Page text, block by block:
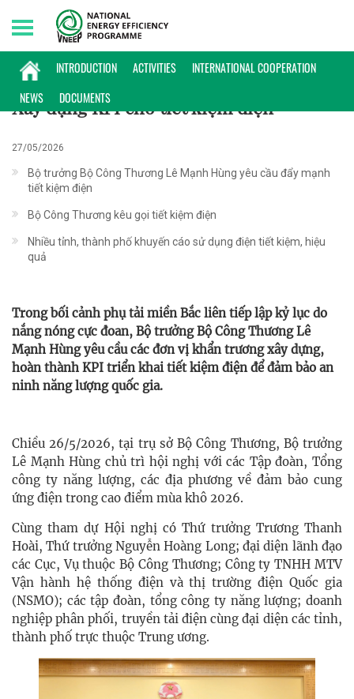
INTRODUCTION ACTIVITIES
INTERNATIONAL COOPERATION
NEWS
DOCUMENTS
Sunday, 09/08/2026 | 13:29 GMT+7
HOẠT ĐỘNG
Xây dựng KPI cho tiết kiệm điện
27/05/2026
Bộ trưởng Bộ Công Thương Lê Mạnh Hùng yêu cầu đẩy mạnh
tiết kiệm điện
Bộ Công Thương kêu gọi tiết kiệm điện
Nhiều tỉnh, thành phố khuyến cáo sử dụng điện tiết kiệm, hiệu
quả
Trong bối cảnh phụ tải miền Bắc liên tiếp lập kỷ lục do
nắng nóng cực đoan, Bộ trưởng Bộ Công Thương Lê
Mạnh Hùng yêu cầu các đơn vị khẩn trương xây dựng,
hoàn thành KPI triển khai tiết kiệm điện để đảm bảo an
ninh năng lượng quốc gia.
Chiều 26/5/2026, tại trụ sở Bộ Công Thương, Bộ trưởng
Lê Mạnh Hùng chủ trì hội nghị với các Tập đoàn, Tổng
công ty năng lượng, các địa phương về đảm bảo cung
ứng điện trong cao điểm mùa khô 2026.
Cùng tham dự Hội nghị có Thứ trưởng Trương Thanh
Hoài, Thứ trưởng Nguyễn Hoàng Long; đại diện lãnh đạo
các Cục, Vụ thuộc Bộ Công Thương; Công ty TNHH MTV
Vận hành hệ thống điện và thị trường điện Quốc gia
(NSMO); các tập đoàn, tổng công ty năng lượng; doanh
nghiệp phân phối, truyền tải điện cùng đại diện các tỉnh,
thành phố trực thuộc Trung ương.